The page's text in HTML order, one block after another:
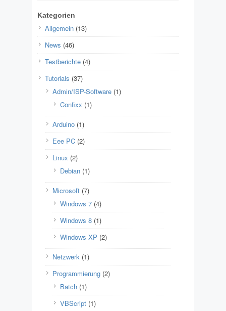
Kategorien
Allgemein (13)
News (46)
Testberichte (4)
Tutorials (37)
Admin/ISP-Software (1)
Confixx (1)
Arduino (1)
Eee PC (2)
Linux (2)
Debian (1)
Microsoft (7)
Windows 7 (4)
Windows 8 (1)
Windows XP (2)
Netzwerk (1)
Programmierung (2)
Batch (1)
VBScript (1)